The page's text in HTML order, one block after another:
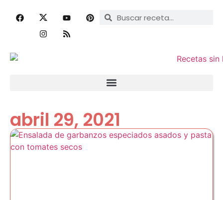
abril 29, 2021